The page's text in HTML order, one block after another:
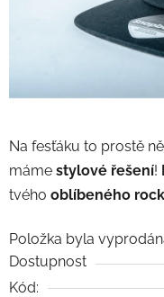
Na fesťáku to prostě
máme stylové řešení!
tvého oblíbeného
Položka byla
Dostupnost
Kód: